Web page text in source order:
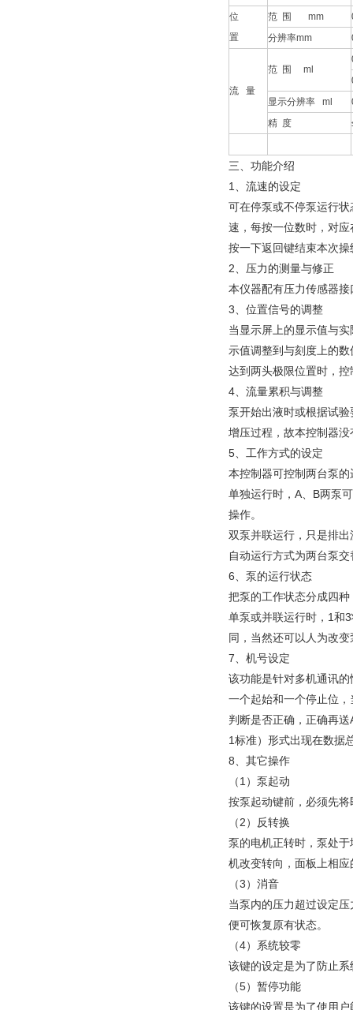
位
置
范 围 mm
分辨率mm
流 量
范 围 ml
显示分辨率 ml
精 度
三、功能介绍
1、流速的设定
可在停泵或不停泵运行
速，每按一位数时，对
按一下返回键结束本次
2、压力的测量与修正
本仪器配有压力传感器
3、位置信号的调整
当显示屏上的显示值与
示值调整到与刻度上的
达到两头极限位置时，
4、流量累积与调整
泵开始出液时或根据试
增压过程，故本控制器
5、工作方式的设定
本控制器可控制两台泵
单独运行时，A、B两泵
操作。
双泵并联运行，只是排
自动运行方式为两台泵
6、泵的运行状态
把泵的工作状态分成四
单泵或并联运行时，1和
同，当然还可以人为改
7、机号设定
该功能是针对多机通讯
一个起始和一个停止位
判断是否正确，正确再
1标准）形式出现在数据
8、其它操作
（1）泵起动
按泵起动键前，必须先
（2）反转换
泵的电机正转时，泵处
机改变转向，面板上相
（3）消音
当泵内的压力超过设定
便可恢复原有状态。
（4）系统较零
该键的设定是为了防止
（5）暂停功能
该键的设置是为了使用